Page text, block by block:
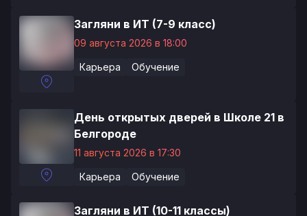
Загляни в ИТ (7-9 класс)
09 августа 2026 в 18:00
Карьера Обучение
День открытых дверей в Школе 21 в
Белгороде
11 августа 2026 в 17:30
Карьера Обучение
Загляни в ИТ (10-11 классы)